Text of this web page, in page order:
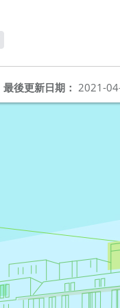
最後更新日期： 2021-